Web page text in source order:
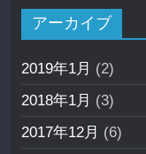
アーカイブ
2019年1月 (2)
2018年1月 (3)
2017年12月 (6)